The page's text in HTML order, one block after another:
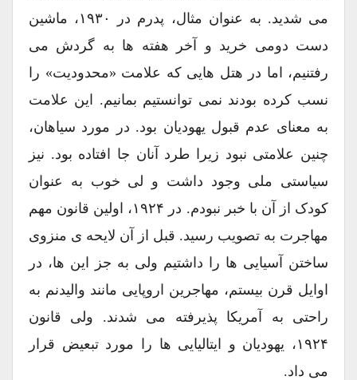
می شدید. به عنوان مثال، پدرم در ۱۹۳۰، ماشین
دست دومی خرید و آخر هفته ها به گردش می
رفتنیم، اما در هتل هایی که علامت «محدودیت» را
نسب کرده بودند نمی توانستیم بمانیم. این علامت
به معنای عدم قبول یهودیان بود. در مورد سیاهان،
چنین علامتی نبود زیرا طرد آنان جا افتاده بود. نیز
سیاستی ملی وجود داشت و لی خوب به عنوان
کودک از آن با خبر نبودم. در ۱۹۲۴، اولین قانون مهم
مهاجرت به تصویب رسید. قبل از آن لایحه ی منزوی
ساختن آسیایی ها را داشتیم ولی به جز این ها، در
اوایل قرن بیستم، مهاجرین اروپایی مانند والیدنم به
راحتی به آمریکا پذیرفته می شدند. ولی قانون
۱۹۲۴، یهودیان و ایتالیایی ها را مورد تبعیض قرار
می داد.